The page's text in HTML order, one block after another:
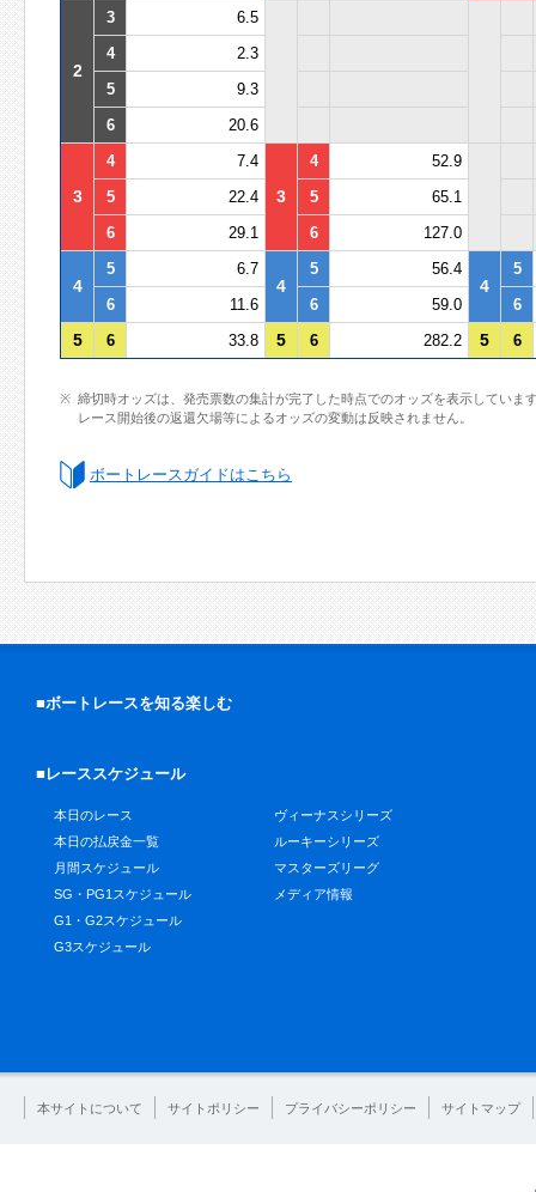
2
3
6.5
4
2.3
5
9.3
6
20.6
3
4 7.4
3
4
52.9
5
22.4 5
65.1
6
29.1 6 127.0
4
5 6.7
4
5 56.4
4
5
6
11.6 6 59.0 6
5 6 33.8 5 6 282.2 5 6
締切時オッズは、発売票数の集計が完了した時点でのオッズを表示していま
レース開始後の返還欠場等によるオッズの変動は反映されません。
ボートレースガイドはこちら
■ボートレースを知る楽しむ
■レーススケジュール
本日のレース
本日の払戻金一覧
月間スケジュール
SG・PG1スケジュール
G1・G2スケジュール
G3スケジュール
ヴィーナスシリーズ
ルーキーシリーズ
マスターズリーグ
メディア情報
本サイトについて サイトポリシー プライバシーポリシー サイトマップ